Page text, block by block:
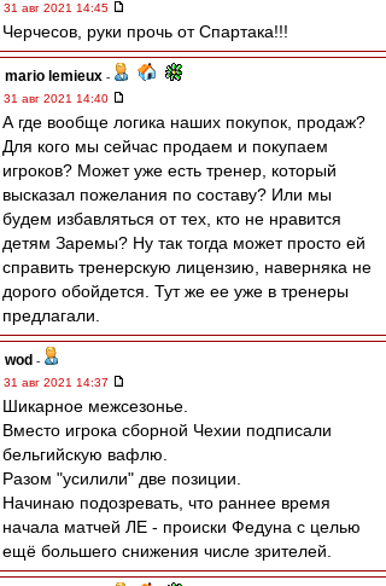
31 авг 2021 14:45
Черчесов, руки прочь от Спартака!!!
mario lemieux -
31 авг 2021 14:40
А где вообще логика наших покупок, продаж?
Для кого мы сейчас продаем и покупаем
игроков? Может уже есть тренер, который
высказал пожелания по составу? Или мы
будем избавляться от тех, кто не нравится
детям Заремы? Ну так тогда может просто ей
справить тренерскую лицензию, наверняка не
дорого обойдется. Тут же ее уже в тренеры
предлагали.
wod -
31 авг 2021 14:37
Шикарное межсезонье.
Вместо игрока сборной Чехии подписали
бельгийскую вафлю.
Разом "усилили" две позиции.
Начинаю подозревать, что раннее время
начала матчей ЛЕ - происки Федуна с целью
ещё большего снижения числе зрителей.